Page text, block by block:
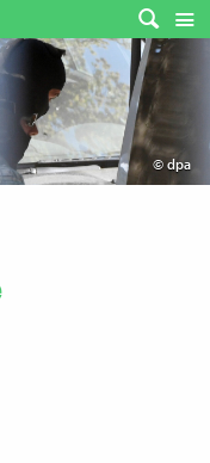
© dpa